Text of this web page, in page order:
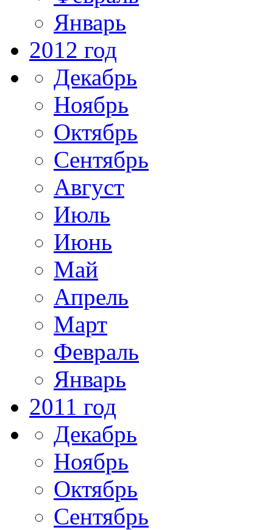
Январь
2012 год
Декабрь
Ноябрь
Октябрь
Сентябрь
Август
Июль
Июнь
Май
Апрель
Март
Февраль
Январь
2011 год
Декабрь
Ноябрь
Октябрь
Сентябрь